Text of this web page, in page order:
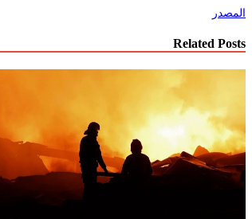
المصدر
Related Posts